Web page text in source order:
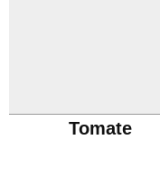
Tomate